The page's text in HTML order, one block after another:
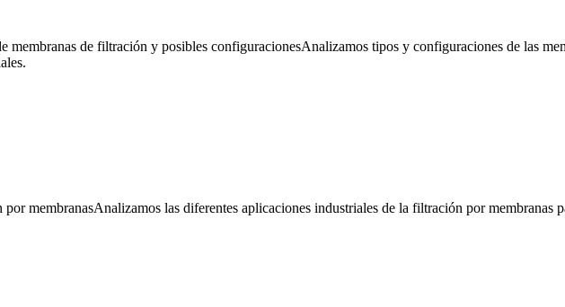
membranas de filtración y posibles configuracionesAnalizamos tipos y configuraciones de las
membranasAnalizamos las diferentes aplicaciones industriales de la filtración por membranas